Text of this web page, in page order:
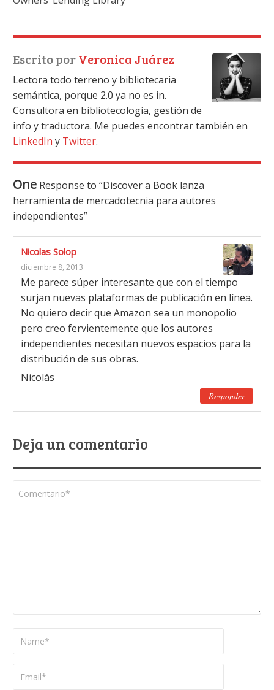
Escrito porVeronica Juárez
Lectora todo terreno y bibliotecaria
semántica, porque 2.0 ya no es in.
Consultora en bibliotecología, gestión de
info y traductora. Me puedes encontrar también en
LinkedIn y Twitter.
OneResponse to “Discover a Book lanza
herramienta de mercadotecnia para autores
independientes”
Nicolas Solop
diciembre 8, 2013
Me parece súper interesante que con el tiempo
surjan nuevas plataformas de publicación en línea.
No quiero decir que Amazon sea un monopolio
pero creo fervientemente que los autores
independientes necesitan nuevos espacios para la
distribución de sus obras.
Nicolás
Responder
Deja un comentario